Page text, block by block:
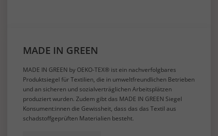
MADE IN GREEN
MADE IN GREEN by OEKO-TEX® ist ein nachverfolgbares
Produktsiegel für Textilien, die in umweltfreundlichen Betrieben
und an sicheren und sozialverträglichen Arbeitsplätzen
produziert wurden. Zudem gibt das MADE IN GREEN Siegel
Konsument:innen die Gewissheit, dass das das Textil aus
schadstoffgeprüften Materialien besteht.